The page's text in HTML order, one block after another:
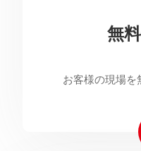
無
お客様の現場を